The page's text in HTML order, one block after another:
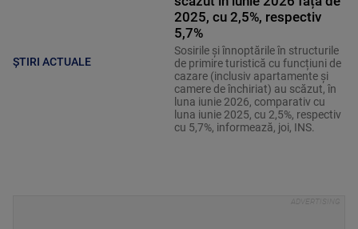
ȘTIRI ACTUALE
2025, cu 2,5%, respectiv
5,7%
Sosirile și înnoptările în structurile
de primire turistică cu funcțiuni de
cazare (inclusiv apartamente și
camere de închiriat) au scăzut, în
luna iunie 2026, comparativ cu
luna iunie 2025, cu 2,5%, respectiv
cu 5,7%, informează, joi, INS.